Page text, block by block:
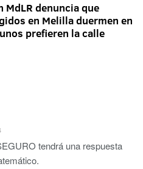
MdLR denuncia que
en Melilla duermen en
prefieren la calle
tendrá una respuesta